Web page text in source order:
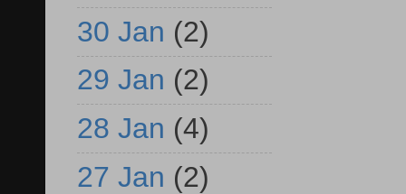
30 Jan (2)
29 Jan (2)
28 Jan (4)
27 Jan (2)